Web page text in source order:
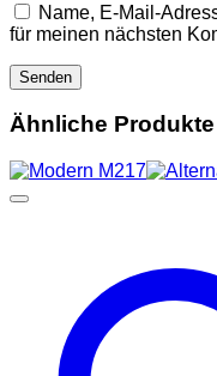
Name, E-Mail-
für meinen nächsten
Ähnliche Produkte